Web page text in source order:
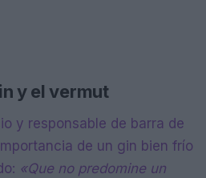
y el vermut
y responsable de barra de
de un gin bien frío
«Que no predomine un